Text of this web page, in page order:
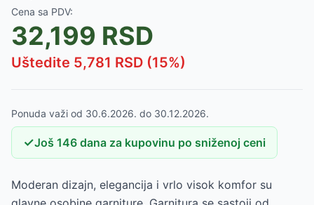
Cena sa PDV:
32,199 RSD
Uštedite 5,781 RSD (15%)
Ponuda važi od 30.6.2026. do 30.12.2026.
✓Još 146 dana za kupovinu po sniženoj ceni
Moderan dizajn, elegancija i vrlo visok komfor su